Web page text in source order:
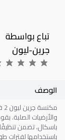
تباع بواسطة
جرين-ليون
الوصف
باستخدامها لفترات